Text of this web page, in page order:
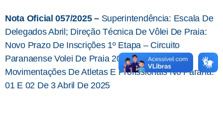
Nota Oficial 057/2025 – Superintendência: Escala De
Delegados Abril; Direção Técnica De Vôlei De Praia:
Novo Prazo De Inscrições 1º Etapa – Circuito
Paranaense Volei De Praia 2025 E Registro:
Movimentações De Atletas E Profissionais No Paraná:
01 E 02 De 3 Abril De 2025